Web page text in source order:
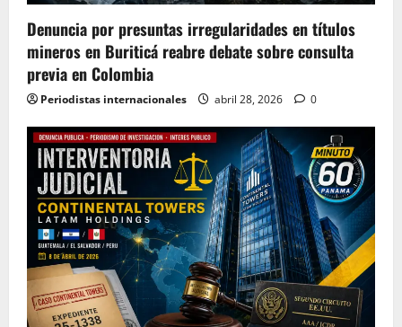
Denuncia por presuntas irregularidades en títulos
mineros en Buriticá reabre debate sobre consulta
previa en Colombia
Periodistas internacionales abril 28, 2026 0